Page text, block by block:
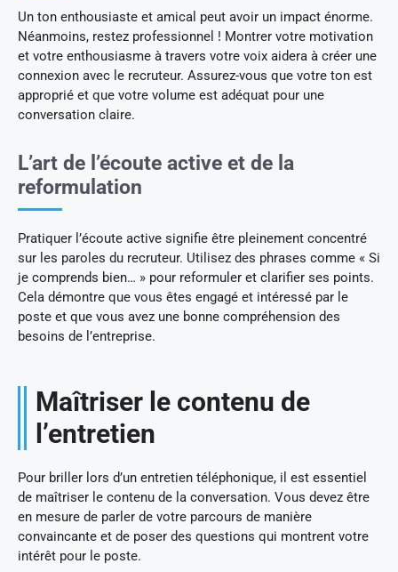
Un ton enthousiaste et amical peut avoir un impact énorme.
Néanmoins, restez professionnel ! Montrer votre motivation
et votre enthousiasme à travers votre voix aidera à créer une
connexion avec le recruteur. Assurez-vous que votre ton est
approprié et que votre volume est adéquat pour une
conversation claire.
L’art de l’écoute active et de la
reformulation
Pratiquer l’écoute active signifie être pleinement concentré
sur les paroles du recruteur. Utilisez des phrases comme « Si
je comprends bien… » pour reformuler et clarifier ses points.
Cela démontre que vous êtes engagé et intéressé par le
poste et que vous avez une bonne compréhension des
besoins de l’entreprise.
Maîtriser le contenu de
l’entretien
Pour briller lors d’un entretien téléphonique, il est essentiel
de maîtriser le contenu de la conversation. Vous devez être
en mesure de parler de votre parcours de manière
convaincante et de poser des questions qui montrent votre
intérêt pour le poste.